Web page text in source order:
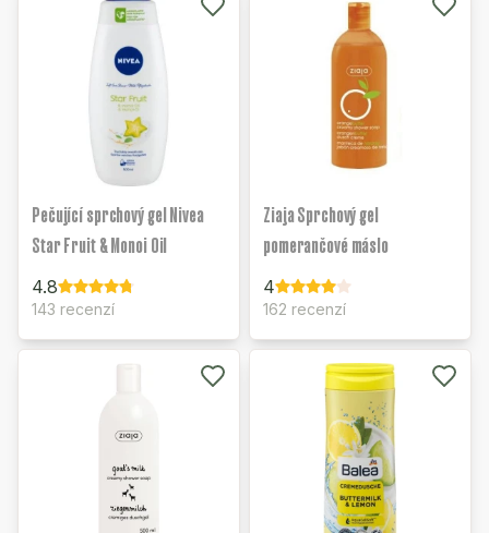
Pečující sprchový gel Nivea
Star Fruit & Monoi Oil
4.8
143 recenzí
Ziaja Sprchový gel
pomerančové máslo
4
162 recenzí